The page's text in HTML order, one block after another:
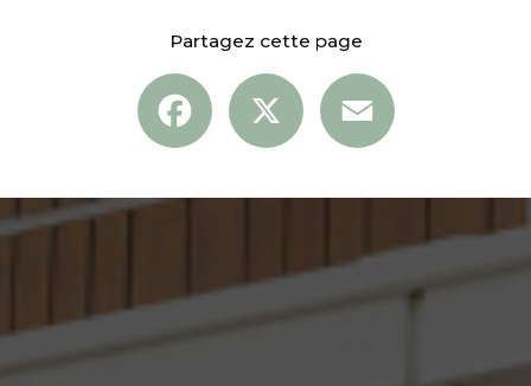
Partagez cette page
Facebook